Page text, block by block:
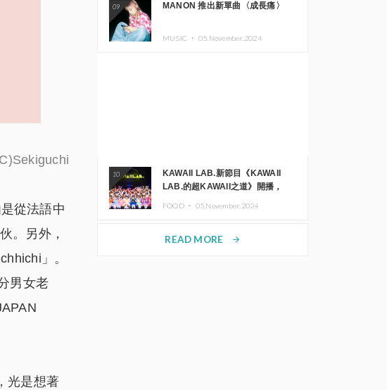
從法語中
。另外，
」。
男女老
光是想著
09 MANON 推出新單曲〈成長痛〉
MUSIC ・ 05.November.2024
10
KAWAII LAB.新節目《KAWAII
LAB.的超KAWAII之道》開播，
FOOD ・ 05.November.2024
READ MORE arrow_forward